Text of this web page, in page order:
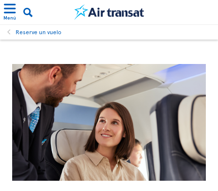
Menú
Reserve un vuelo